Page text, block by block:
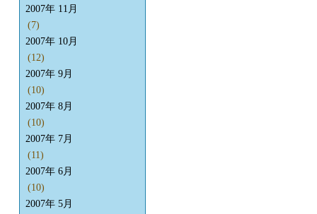
2007年 11月
(7)
2007年 10月
(12)
2007年 9月
(10)
2007年 8月
(10)
2007年 7月
(11)
2007年 6月
(10)
2007年 5月